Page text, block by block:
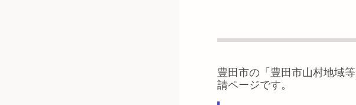
豊田市の「 豊田市山村地域
請ページです。